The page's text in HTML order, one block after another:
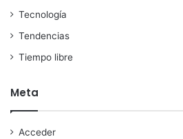
Tecnología
Tendencias
Tiempo libre
Meta
Acceder